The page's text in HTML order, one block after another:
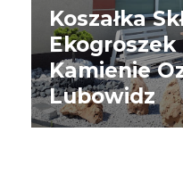
Koszałka
Ekogroszek
Kamienie
Lubowidz